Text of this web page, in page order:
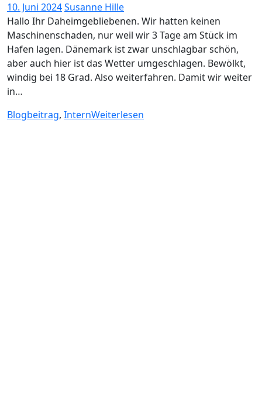
10. Juni 2024Susanne Hille
Hallo Ihr Daheimgebliebenen. Wir hatten keinen
Maschinenschaden, nur weil wir 3 Tage am Stück im
Hafen lagen. Dänemark ist zwar unschlagbar schön,
aber auch hier ist das Wetter umgeschlagen. Bewölkt,
windig bei 18 Grad. Also weiterfahren. Damit wir weiter
in…
Blogbeitrag, InternWeiterlesen